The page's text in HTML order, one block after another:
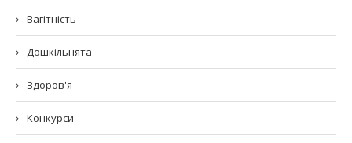
Вагітність
Дошкільнята
Здоров'я
Конкурси